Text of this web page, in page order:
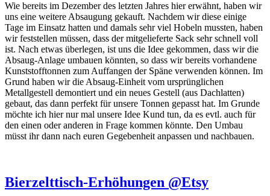
Wie bereits im Dezember des letzten Jahres hier erwähnt, haben wir
uns eine weitere Absaugung gekauft. Nachdem wir diese einige
Tage im Einsatz hatten und damals sehr viel Hobeln mussten, haben
wir feststellen müssen, dass der mitgelieferte Sack sehr schnell voll
ist. Nach etwas überlegen, ist uns die Idee gekommen, dass wir die
Absaug-Anlage umbauen könnten, so dass wir bereits vorhandene
Kunststofftonnen zum Auffangen der Späne verwenden können. Im
Grund haben wir die Absaug-Einheit vom ursprünglichen
Metallgestell demontiert und ein neues Gestell (aus Dachlatten)
gebaut, das dann perfekt für unsere Tonnen gepasst hat. Im Grunde
möchte ich hier nur mal unsere Idee Kund tun, da es evtl. auch für
den einen oder anderen in Frage kommen könnte. Den Umbau
müsst ihr dann nach euren Gegebenheit anpassen und nachbauen.
Bierzelttisch-Erhöhungen @Etsy